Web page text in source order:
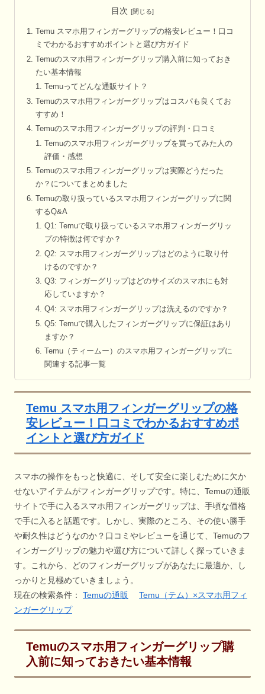
目次
Temu スマホ用フィンガーグリップの格安レビュー！口コ
ミでわかるおすすめポイントと選び方ガイド
Temuのスマホ用フィンガーグリップ購入前に知っておき
たい基本情報
Temuってどんな通販サイト？
Temuのスマホ用フィンガーグリップはコスパも良くてお
すすめ！
Temuのスマホ用フィンガーグリップの評判・口コミ
Temuのスマホ用フィンガーグリップを買ってみた人の
評価・感想
Temuのスマホ用フィンガーグリップは実際どうだった
か？についてまとめました
Temuの取り扱っているスマホ用フィンガーグリップに関
するQ&A
Q1: Temuで取り扱っているスマホ用フィンガーグリッ
プの特徴は何ですか？
Q2: スマホ用フィンガーグリップはどのように取り付
けるのですか？
Q3: フィンガーグリップはどのサイズのスマホにも対
応していますか？
Q4: スマホ用フィンガーグリップは洗えるのですか？
Q5: Temuで購入したフィンガーグリップに保証はあり
ますか？
Temu（ティームー）のスマホ用フィンガーグリップに
関連する記事一覧
Temu スマホ用フィンガーグリップの格
安レビュー！口コミでわかるおすすめポ
イントと選び方ガイド
スマホの操作をもっと快適に、そして安全に楽しむために欠か
せないアイテムがフィンガーグリップです。特に、Temuの通販
サイトで手に入るスマホ用フィンガーグリップは、手頃な価格
で手に入ると話題です。しかし、実際のところ、その使い勝手
や耐久性はどうなのか？口コミやレビューを通じて、Temuのフ
ィンガーグリップの魅力や選び方について詳しく探っていきま
す。これから、どのフィンガーグリップがあなたに最適か、し
っかりと見極めていきましょう。
現在の検索条件： Temuの通販
Temu（テム）×スマホ用フィ
ンガーグリップ
Temuのスマホ用フィンガーグリップ購
入前に知っておきたい基本情報